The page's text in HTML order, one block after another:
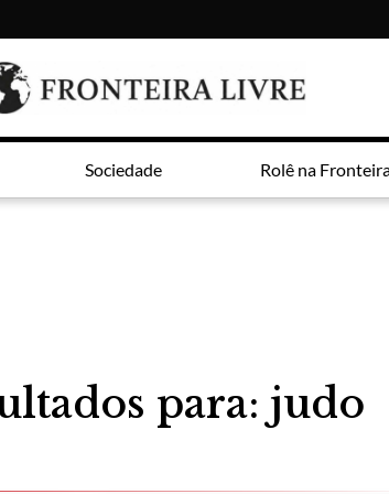
Sociedade Rolê na
para: judo